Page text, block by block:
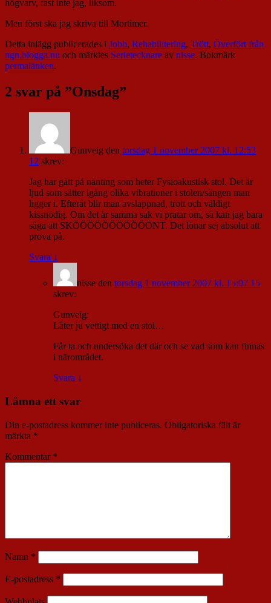
högvarv, fast inte jag, liksom.
Men först ska jag skriva till Mortimer.
Detta inlägg publicerades i Jobb, Rehabilitering, Trött, Överfört från
ngn.blogga.nu och märktes Serietecknare av nisse. Bokmärk
permalänken.
2 svar på ”Onsdag”
Gunveig den torsdag 1 november 2007 kl. 12:53
12 skrev:
Jag har gått på nånting som heter Fysioakustisk stol. Det är
ljud som sätter igång olika vibrationer i stolen/sängen man
ligger i. Efteråt blir man avslappnad, trött och väldigt
kissnödig. Om det är samma sak vi pratar om, så kan jag bara
säga att SKÖÖÖÖÖÖÖÖÖÖÖNT. Det lönar sej absolut att
prova på.
Svara ↓
nisse den torsdag 1 november 2007 kl. 15:07 15
skrev:
Gunveig:
Låter ju vettigt med en stol…
Får ta och undersöka det där och se vad som kan finnas
i närområdet.
Svara ↓
Lämna ett svar
Din e-postadress kommer inte publiceras. Obligatoriska fält är
märkta *
Kommentar *
Namn *
E-postadress *